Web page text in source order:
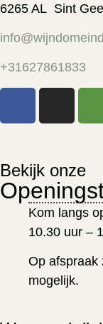
6265 AL Sint
+31627861833
Bekijk onze
Kom langs
10.30 uur –
Op afspraak
mogelijk.